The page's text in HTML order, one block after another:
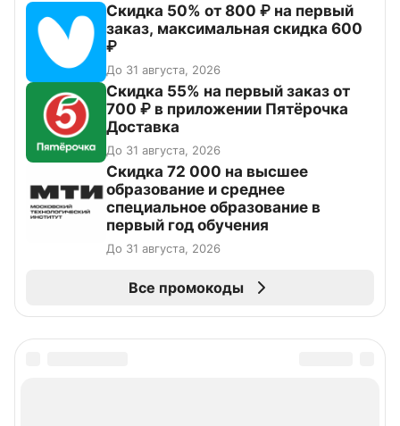
Скидка 50% от 800 ₽ на первый
заказ, максимальная скидка 600
₽
До 31 августа, 2026
Скидка 55% на первый заказ от
700 ₽ в приложении Пятёрочка
Доставка
До 31 августа, 2026
Скидка 72 000 на высшее
образование и среднее
специальное образование в
первый год обучения
До 31 августа, 2026
Все промокоды